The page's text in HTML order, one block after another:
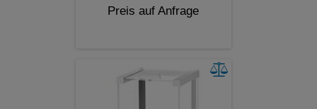
Preis auf Anfrage